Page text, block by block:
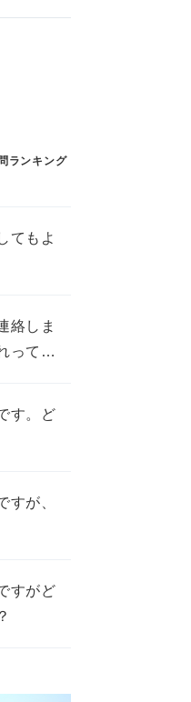
ランキング
てもよ
絡しま
って不
す。ど
すが、
すがど